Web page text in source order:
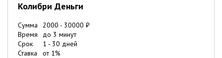
Колибри Деньги
Сумма 2000 - 30000 ₽
Время
до 3 минут
Срок
1 - 30 дней
Ставка
от 1%